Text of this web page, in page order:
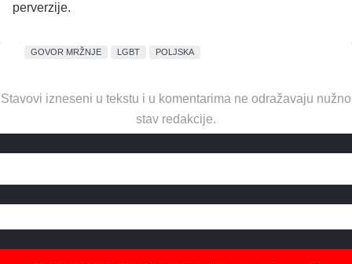
perverzije.
GOVOR MRŽNJE LGBT POLJSKA
Stavovi izneseni u tekstu i u komentarima ne odražavaju nužno
stav redakcije.